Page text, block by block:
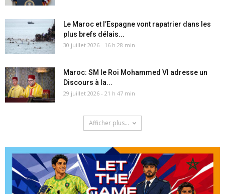
Le Maroc et l’Espagne vont rapatrier dans les
plus brefs délais...
30 juillet 2026 - 16 h 28 min
Maroc: SM le Roi Mohammed VI adresse un
Discours à la...
29 juillet 2026 - 21 h 47 min
Afficher plus...